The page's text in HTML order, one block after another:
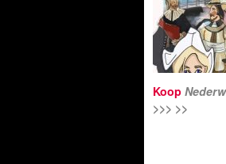
Koop
>>> >>